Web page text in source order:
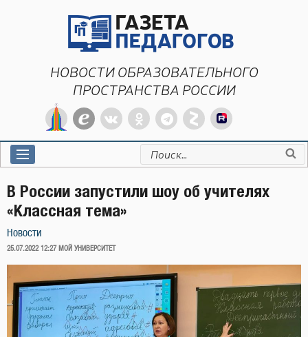
НОВОСТИ ОБРАЗОВАТЕЛЬНОГО
ПРОСТРАНСТВА РОССИИ
Искать:
В России запустили шоу об учителях
«Классная тема»
Новости
ОПУБЛИКОВАНО
25.07.2022 12:27 МОЙ УНИВЕРСИТЕТ